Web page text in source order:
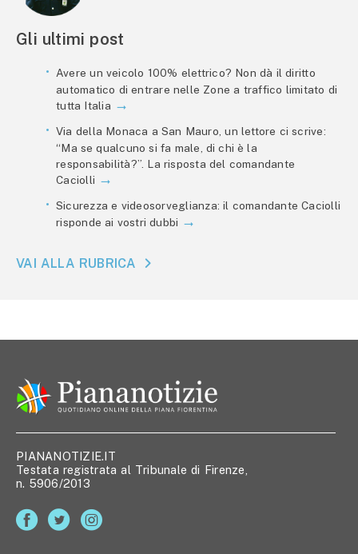
Gli ultimi post
Avere un veicolo 100% elettrico? Non dà il diritto
automatico di entrare nelle Zone a traffico limitato di
tutta Italia
Via della Monaca a San Mauro, un lettore ci scrive:
“Ma se qualcuno si fa male, di chi è la
responsabilità?”. La risposta del comandante
Caciolli
Sicurezza e videosorveglianza: il comandante Caciolli
risponde ai vostri dubbi
VAI ALLA RUBRICA
PIANANOTIZIE.IT
Testata registrata al Tribunale di Firenze,
n. 5906/2013